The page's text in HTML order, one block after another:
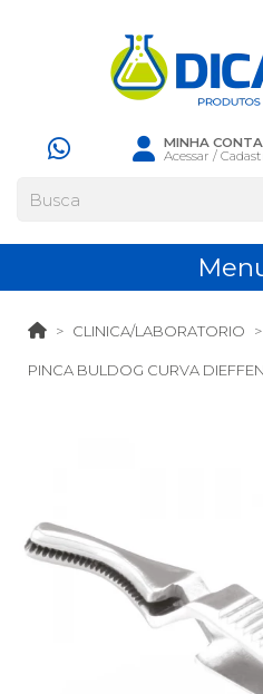
MINHA CONTA
Acessar /
CLINICA/LABORATORIO
PINCA BULDOG CURVA